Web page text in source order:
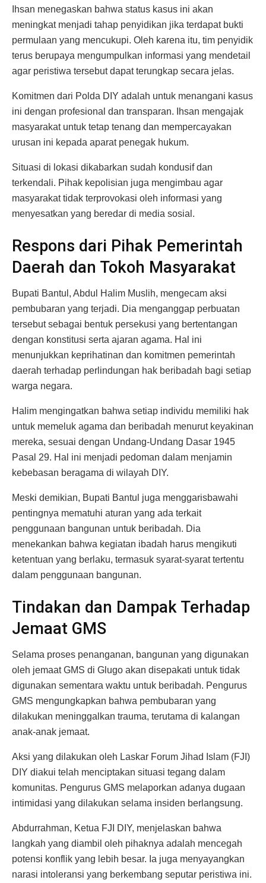
Ihsan menegaskan bahwa status kasus ini akan
meningkat menjadi tahap penyidikan jika terdapat bukti
permulaan yang mencukupi. Oleh karena itu, tim penyidik
terus berupaya mengumpulkan informasi yang mendetail
agar peristiwa tersebut dapat terungkap secara jelas.
Komitmen dari Polda DIY adalah untuk menangani kasus
ini dengan profesional dan transparan. Ihsan mengajak
masyarakat untuk tetap tenang dan mempercayakan
urusan ini kepada aparat penegak hukum.
Situasi di lokasi dikabarkan sudah kondusif dan
terkendali. Pihak kepolisian juga mengimbau agar
masyarakat tidak terprovokasi oleh informasi yang
menyesatkan yang beredar di media sosial.
Respons dari Pihak Pemerintah
Daerah dan Tokoh Masyarakat
Bupati Bantul, Abdul Halim Muslih, mengecam aksi
pembubaran yang terjadi. Dia menganggap perbuatan
tersebut sebagai bentuk persekusi yang bertentangan
dengan konstitusi serta ajaran agama. Hal ini
menunjukkan keprihatinan dan komitmen pemerintah
daerah terhadap perlindungan hak beribadah bagi setiap
warga negara.
Halim mengingatkan bahwa setiap individu memiliki hak
untuk memeluk agama dan beribadah menurut keyakinan
mereka, sesuai dengan Undang-Undang Dasar 1945
Pasal 29. Hal ini menjadi pedoman dalam menjamin
kebebasan beragama di wilayah DIY.
Meski demikian, Bupati Bantul juga menggarisbawahi
pentingnya mematuhi aturan yang ada terkait
penggunaan bangunan untuk beribadah. Dia
menekankan bahwa kegiatan ibadah harus mengikuti
ketentuan yang berlaku, termasuk syarat-syarat tertentu
dalam penggunaan bangunan.
Tindakan dan Dampak Terhadap
Jemaat GMS
Selama proses penanganan, bangunan yang digunakan
oleh jemaat GMS di Glugo akan disepakati untuk tidak
digunakan sementara waktu untuk beribadah. Pengurus
GMS mengungkapkan bahwa pembubaran yang
dilakukan meninggalkan trauma, terutama di kalangan
anak-anak jemaat.
Aksi yang dilakukan oleh Laskar Forum Jihad Islam (FJI)
DIY diakui telah menciptakan situasi tegang dalam
komunitas. Pengurus GMS melaporkan adanya dugaan
intimidasi yang dilakukan selama insiden berlangsung.
Abdurrahman, Ketua FJI DIY, menjelaskan bahwa
langkah yang diambil oleh pihaknya adalah mencegah
potensi konflik yang lebih besar. Ia juga menyayangkan
narasi intoleransi yang berkembang seputar peristiwa ini.